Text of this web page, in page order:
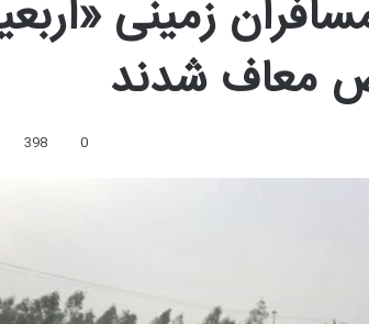
سال ۹۹؛ مسافران زمینی
معاف شدند
0
398